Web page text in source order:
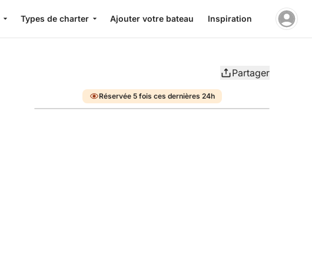
Types de charter Ajouter votre bateau Inspiration
Partager
Réservée 5 fois ces dernières 24h